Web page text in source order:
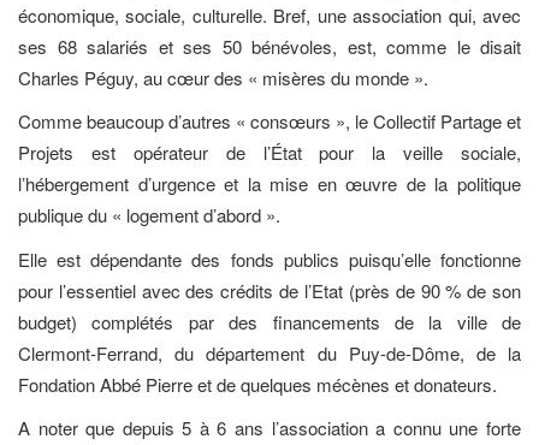
économique, sociale, culturelle. Bref, une association qui, avec
ses 68 salariés et ses 50 bénévoles, est, comme le disait
Charles Péguy, au cœur des « misères du monde ».
Comme beaucoup d’autres « consœurs », le Collectif Partage et
Projets est opérateur de l’État pour la veille sociale,
l’hébergement d’urgence et la mise en œuvre de la politique
publique du « logement d’abord ».
Elle est dépendante des fonds publics puisqu’elle fonctionne
pour l’essentiel avec des crédits de l’Etat (près de 90 % de son
budget) complétés par des financements de la ville de
Clermont-Ferrand, du département du Puy-de-Dôme, de la
Fondation Abbé Pierre et de quelques mécènes et donateurs.
A noter que depuis 5 à 6 ans l’association a connu une forte